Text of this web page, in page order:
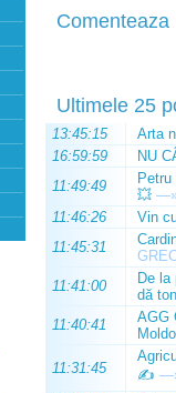
Comenteaza
Ultimele 25
13:45:15 Arta
16:59:59
NU
11:49:49
💥
11:46:26
Vin
11:45:31
11:41:00
De la
dă
11:40:41
AGG
11:31:45
✍️